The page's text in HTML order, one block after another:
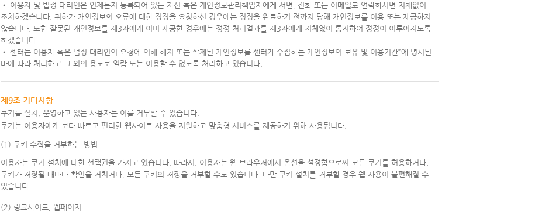
• 이용자 및 법정 대리인은 언제든지 등록되어 있는 자신 혹은 개인정보관리책임자에게 서면, 전화 또는 이메일로 연락하시면 지체없이
조치하겠습니다. 귀하가 개인정보의 오류에 대한 정정을 요청하신 경우에는 정정을 완료하기 전까지 당해 개인정보를 이용 또는 제공하지
않습니다. 또한 잘못된 개인정보를 제3자에게 이미 제공한 경우에는 정정 처리결과를 제3자에게 지체없이 통지하여 정정이 이루어지도록
하겠습니다.
• 센터는 이용자 혹은 법정 대리인의 요청에 의해 해지 또는 삭제된 개인정보를 센터가 수집하는 개인정보의 보유 및 이용기간”에 명시된
바에 따라 처리하고 그 외의 용도로 열람 또는 이용할 수 없도록 처리하고 있습니다.
제9조 기타사항
쿠키를 설치, 운영하고 있는 사용자는 이를 거부할 수 있습니다.
쿠키는 이용자에게 보다 빠르고 편리한 웹사이트 사용을 지원하고 맞춤형 서비스를 제공하기 위해 사용됩니다.
(1) 쿠키 수집을 거부하는 방법
이용자는 쿠키 설치에 대한 선택권을 가지고 있습니다. 따라서, 이용자는 웹 브라우저에서 옵션을 설정함으로써 모든 쿠키를 허용하거나,
쿠키가 저장될 때마다 확인을 거치거나, 모든 쿠키의 저장을 거부할 수도 있습니다. 다만 쿠키 설치를 거부할 경우 웹 사용이 불편해질 수
있습니다.
(2) 링크사이트, 웹페이지